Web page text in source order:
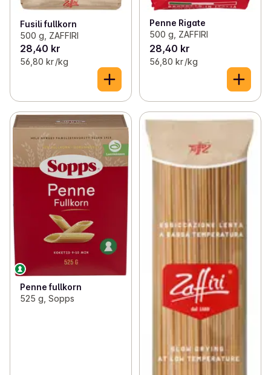
Fusili fullkorn
500 g, ZAFFIRI
28,40 kr
56,80 kr /kg
Penne Rigate
500 g, ZAFFIRI
28,40 kr
56,80 kr /kg
Penne fullkorn
525 g, Sopps